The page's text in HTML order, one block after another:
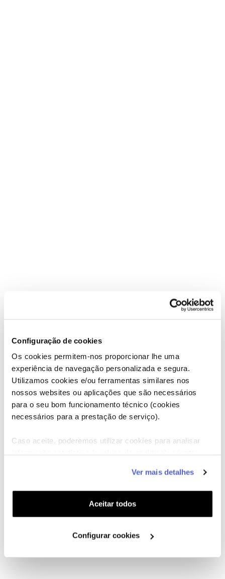
Configuração de cookies
Os cookies permitem-nos proporcionar lhe uma
experiência de navegação personalizada e segura.
Utilizamos cookies e/ou ferramentas similares nos
nossos websites ou aplicações que são necessários
para o seu bom funcionamento técnico (cookies
necessários para a prestação de serviço).
Caso aceite, poderemos utilizar cookies para analisar
funcionalidades (cookies de personalização e
funcionalidade) e adaptar anúncios aos seus interesses
(cookies de publicidade personalizada). Pode gerir a
Ver mais detalhes
Aceitar todos
Configurar cookies